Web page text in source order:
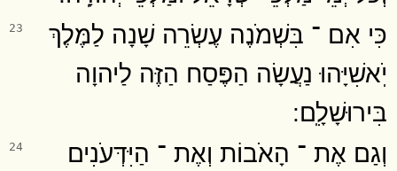
23
כִּי אִם ־ בִּשְׁמֹנֶה עֶשְׂרֵה שָׁנָה לַמֶּלֶךְ
יֹֽאשִׁיָּהוּ נַעֲשָׂה הַפֶּסַח הַזֶּה לַיהוָה
בִּירוּשָׁלִָֽם ׃
24
וְגַם אֶת ־ הָאֹבוֹת וְאֶת ־ הַיִּדְּעֹנִים